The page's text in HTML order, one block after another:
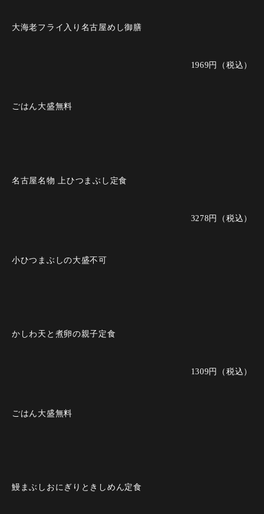
大海老フライ入り名古屋めし御膳
1969円（税込）
ごはん大盛無料
名古屋名物 上ひつまぶし定食
3278円（税込）
小ひつまぶしの大盛不可
かしわ天と煮卵の親子定食
1309円（税込）
ごはん大盛無料
鰻まぶしおにぎりときしめん定食